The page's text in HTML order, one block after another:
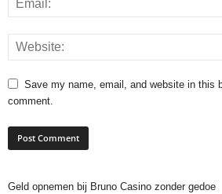
Save my name, email, and website in this
comment.
Geld opnemen bij Bruno Casino zonder gedoe